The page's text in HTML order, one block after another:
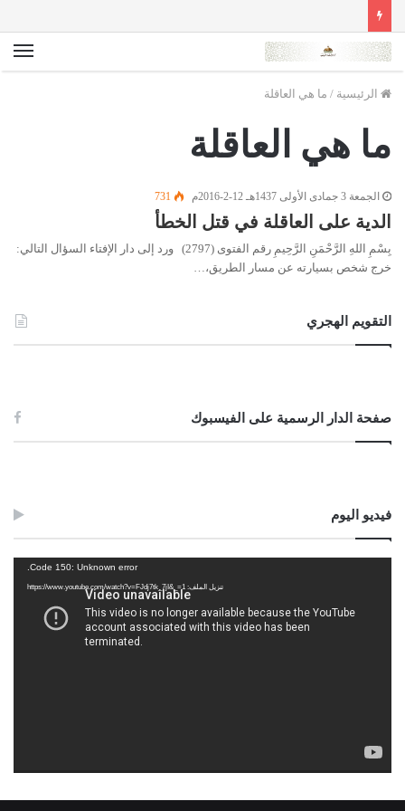
الرئيسية / ما هي العاقلة
ما هي العاقلة
الجمعة 3 جمادى الأولى 1437هـ 12-2-2016م 731
الدية على العاقلة في قتل الخطأ
بِسْمِ اللهِ الرَّحْمَنِ الرَّحِيمِ رقم الفتوى (2797) ورد إلى دار الإفتاء السؤال التالي:
خرج شخص بسيارته عن مسار الطريق،…
التقويم الهجري
صفحة الدار الرسمية على الفيسبوك
فيديو اليوم
Code 150: Unknown error.
تنزيل الملف: https://www.youtube.com/watch?v=FJdj7tk_7jI&_=1